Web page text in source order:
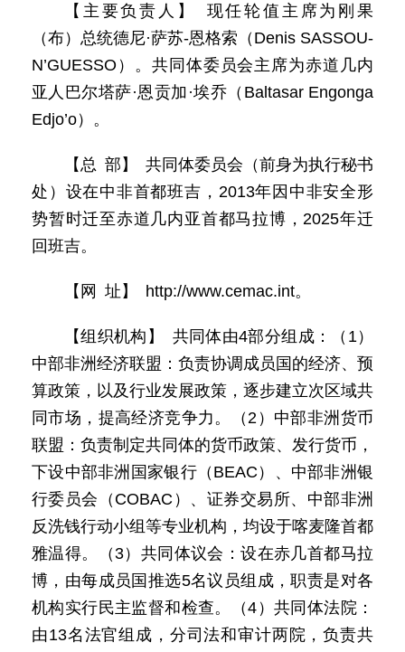
【主要负责人】 现任轮值主席为刚果
（布）总统德尼·萨苏-恩格索（Denis SASSOU-
N’GUESSO）。共同体委员会主席为赤道几内
亚人巴尔塔萨·恩贡加·埃乔（Baltasar Engonga
Edjo’o）。
【总 部】 共同体委员会（前身为执行秘书
处）设在中非首都班吉，2013年因中非安全形
势暂时迁至赤道几内亚首都马拉博，2025年迁
回班吉。
【网 址】 http://www.cemac.int。
【组织机构】 共同体由4部分组成：（1）
中部非洲经济联盟：负责协调成员国的经济、预
算政策，以及行业发展政策，逐步建立次区域共
同市场，提高经济竞争力。（2）中部非洲货币
联盟：负责制定共同体的货币政策、发行货币，
下设中部非洲国家银行（BEAC）、中部非洲银
行委员会（COBAC）、证券交易所、中部非洲
反洗钱行动小组等专业机构，均设于喀麦隆首都
雅温得。（3）共同体议会：设在赤几首都马拉
博，由每成员国推选5名议员组成，职责是对各
机构实行民主监督和检查。（4）共同体法院：
由13名法官组成，分司法和审计两院，负责共